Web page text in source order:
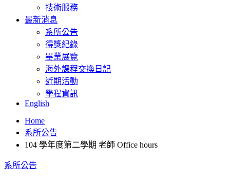
技術服務
最新消息
系所公告
得獎紀錄
畢業展覽
海外課程交換日記
近期活動
學程資訊
English
Home
系所公告
104 學年度第二學期 老師 Office hours
系所公告